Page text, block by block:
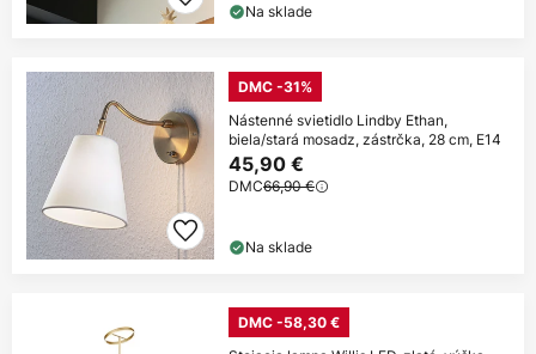
Na sklade
DMC -31%
Nástenné svietidlo Lindby Ethan,
biela/stará mosadz, zástrčka, 28 cm, E14
45,90 €
DMC66,90 €
Na sklade
DMC -58,30 €